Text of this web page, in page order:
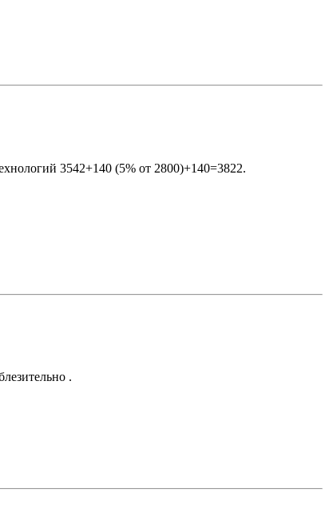
3542+140 (5% от 2800)+140=3822.
.